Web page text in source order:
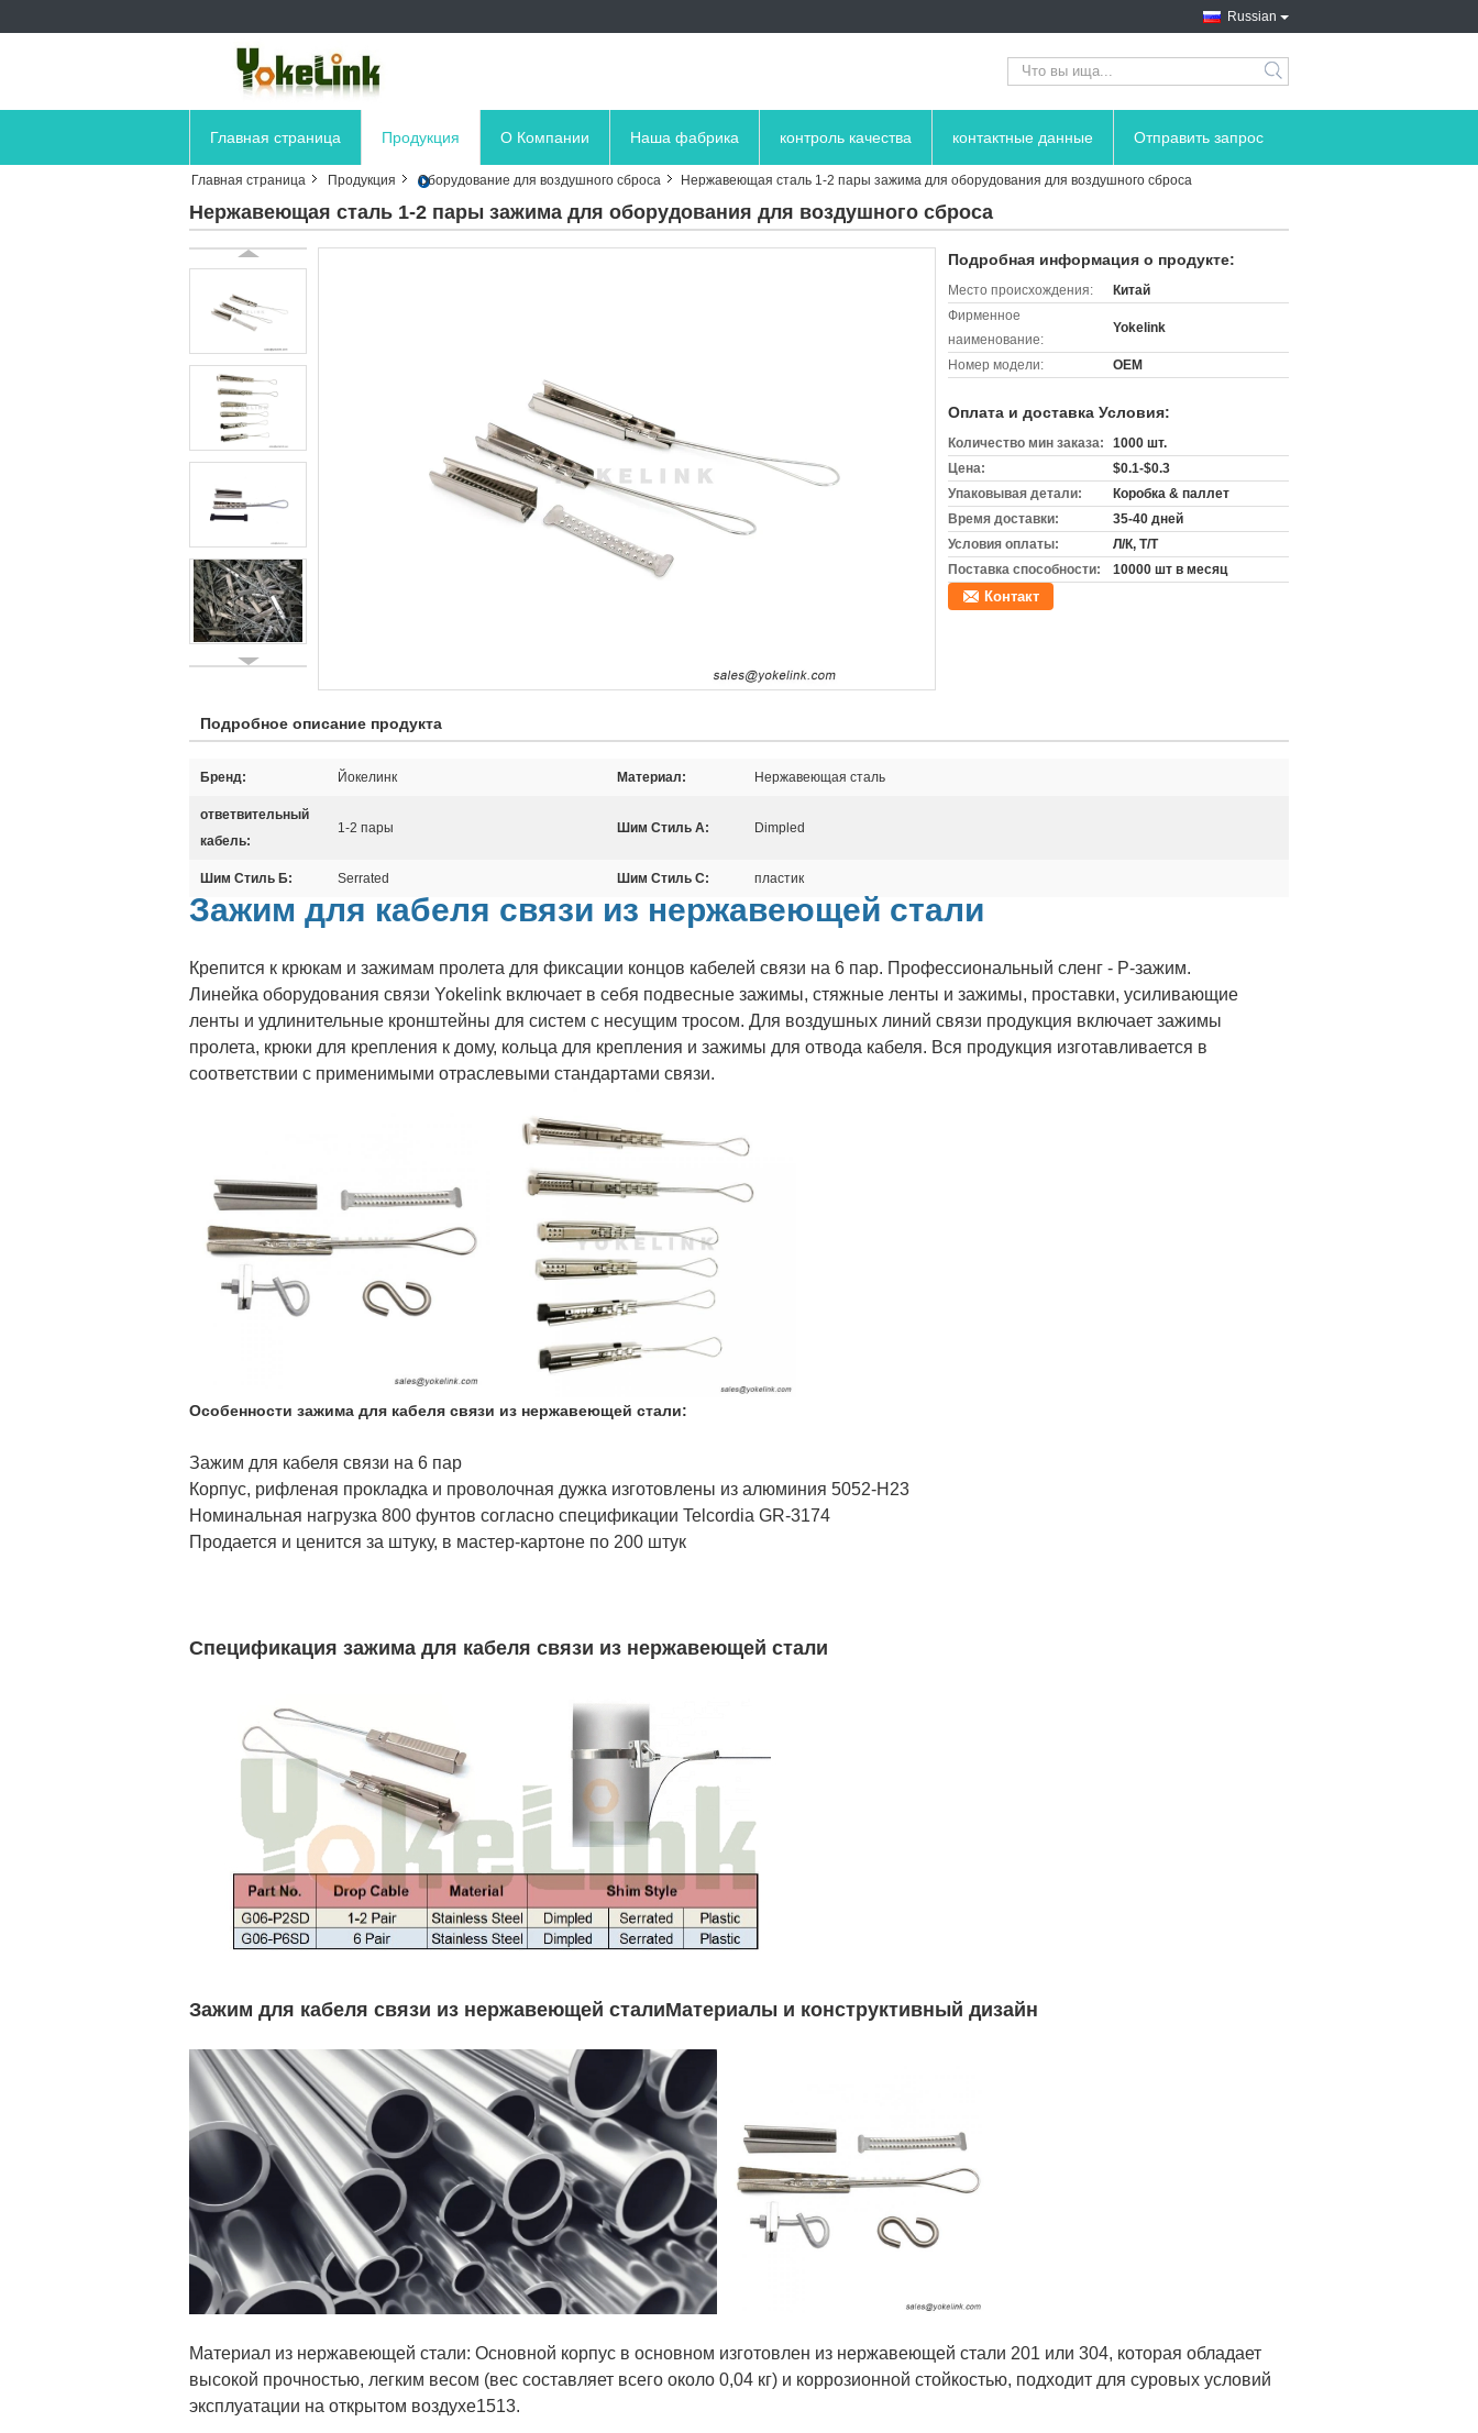
Russian
search
Главная страница Продукция О Компании Наша фабрика контроль качества контактные данные Отправить запрос
Главная страница Продукция Оборудование для воздушного сброса Нержавеющая сталь 1-2 пары зажима для оборудования для воздушного сброса
Нержавеющая сталь 1-2 пары зажима для оборудования для воздушного сброса
Подробная информация о продукте:
Место происхождения:
Китай
Фирменное
наименование:
Yokelink
Номер модели: OEM
Оплата и доставка Условия:
Количество мин заказа:
1000 шт.
Цена:
$0.1-$0.3
Упаковывая детали:
Коробка & паллет
Время доставки:
35-40 дней
Условия оплаты:
Л/К, Т/Т
Поставка способности:
10000 шт в месяц
Контакт
Подробное описание продукта
Бренд: Йокелинк Материал: Нержавеющая сталь
ответвительный
кабель:
1-2 пары Шим Стиль А: Dimpled
Шим Стиль Б: Serrated Шим Стиль C: пластик
Зажим для кабеля связи из нержавеющей стали
Крепится к крюкам и зажимам пролета для фиксации концов кабелей связи на 6 пар. Профессиональный сленг - P-зажим.
Линейка оборудования связи Yokelink включает в себя подвесные зажимы, стяжные ленты и зажимы, проставки, усиливающие
ленты и удлинительные кронштейны для систем с несущим тросом. Для воздушных линий связи продукция включает зажимы
пролета, крюки для крепления к дому, кольца для крепления и зажимы для отвода кабеля. Вся продукция изготавливается в
соответствии с применимыми отраслевыми стандартами связи.
Особенности зажима для кабеля связи из нержавеющей стали:
Зажим для кабеля связи на 6 пар
Корпус, рифленая прокладка и проволочная дужка изготовлены из алюминия 5052-H23
Номинальная нагрузка 800 фунтов согласно спецификации Telcordia GR-3174
Продается и ценится за штуку, в мастер-картоне по 200 штук
Спецификация зажима для кабеля связи из нержавеющей стали
Зажим для кабеля связи из нержавеющей сталиМатериалы и конструктивный дизайн
Материал из нержавеющей стали: Основной корпус в основном изготовлен из нержавеющей стали 201 или 304, которая обладает
высокой прочностью, легким весом (вес составляет всего около 0,04 кг) и коррозионной стойкостью, подходит для суровых условий
эксплуатации на открытом воздухе1513.